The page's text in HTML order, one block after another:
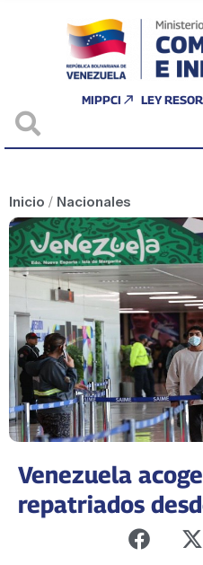
MIPPCI LEY
Inicio / Nacionales
Venezuela
repatriados